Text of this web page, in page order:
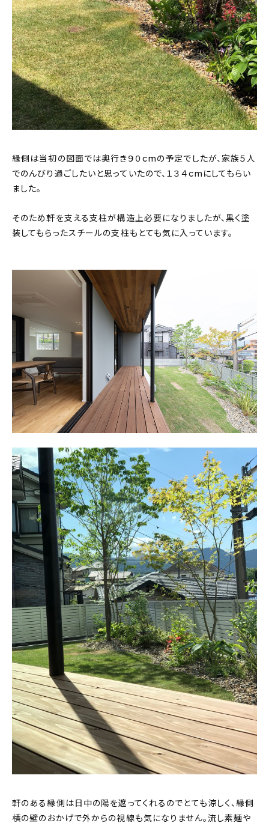
縁側は当初の図面では奥行き９０cmの予定でしたが、家族５人
でのんびり過ごしたいと思っていたので、１３４cmにしてもらい
ました。
そのため軒を支える支柱が構造上必要になりましたが、黒く塗
装してもらったスチールの支柱もとても気に入っています。
軒のある縁側は日中の陽を遮ってくれるのでとても涼しく、縁側
横の壁のおかげで外からの視線も気になりません。流し素麺や